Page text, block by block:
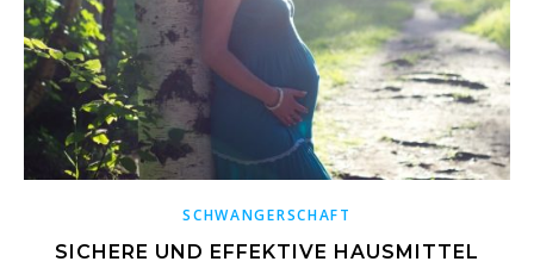
SCHWANGERSCHAFT
SICHERE UND EFFEKTIVE HAUSMITTEL